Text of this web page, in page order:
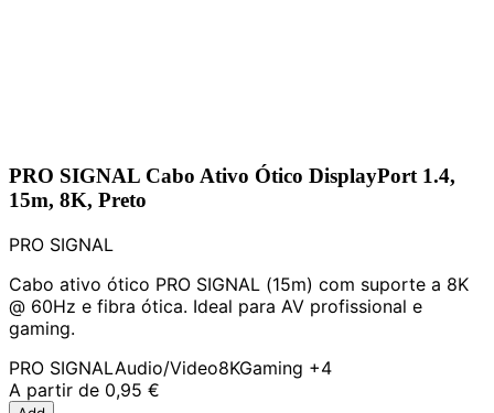
PRO SIGNAL Cabo Ativo Ótico DisplayPort 1.4,
15m, 8K, Preto
PRO SIGNAL
Cabo ativo ótico PRO SIGNAL (15m) com suporte a 8K
@ 60Hz e fibra ótica. Ideal para AV profissional e
gaming.
PRO SIGNALAudio/Video8KGaming +4
A partir de 0,95 €